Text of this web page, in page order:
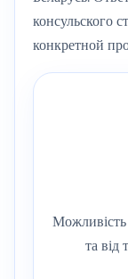
консульского
конкретной
Можливість
та від